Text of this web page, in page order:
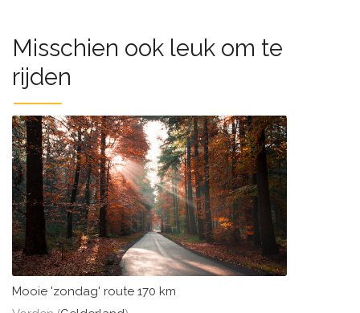
Misschien ook leuk om te
rijden
Mooie 'zondag' route 170 km